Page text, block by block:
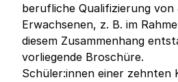
berufliche Qualifizierung von
Erwachsenen, z. B. im
diesem Zusammenhang
vorliegende Broschüre.
Schüler:innen einer zehnten